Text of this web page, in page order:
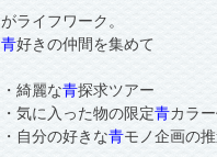
がライフワーク。
青好きの仲間を集めて
・綺麗な青探求ツアー
・気に入った物の限定青カラ
・自分の好きな青モノ企画の